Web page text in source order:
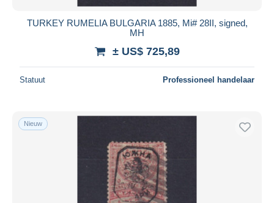
TURKEY RUMELIA BULGARIA 1885, Mi# 28II, signed,
MH
± US$ 725,89
Statuut Professioneel handelaar
Nieuw